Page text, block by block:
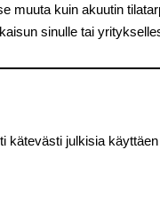
muuta kuin akuutin
sinulle tai
kätevästi julkisia